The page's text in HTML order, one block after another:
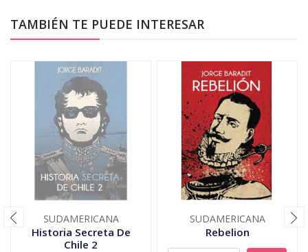
TAMBIÉN TE PUEDE INTERESAR
SUDAMERICANA
Historia Secreta De
Chile 2
SUDAMERICANA
Rebelion